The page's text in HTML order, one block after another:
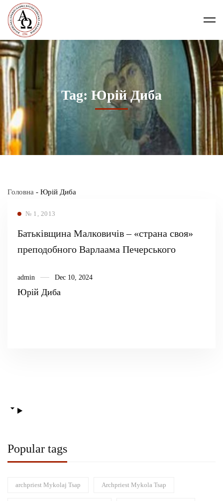
Tag: Юрій Диба
Головна - Юрій Диба
№ 1, 2013
Батьківщина Малковичів – «страна своя»
преподобного Варлаама Печерського
admin Dec 10, 2024
Юрій Диба
Popular tags
archpriest Mykolaj Tsap Archpriest Mykola Tsap